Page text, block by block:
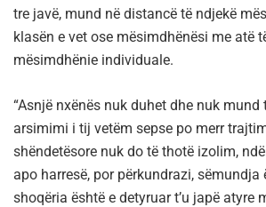
tre javë, mund në distancë të ndjekë
klasën e vet ose mësimdhënësi me atë
mësimdhënie individuale.
“Asnjë nxënës nuk duhet dhe nuk mund
arsimimi i tij vetëm sepse po merr
shëndetësore nuk do të thotë izolim,
apo harresë, por përkundrazi, sëmundja
shoqëria është e detyruar t’u japë atyre